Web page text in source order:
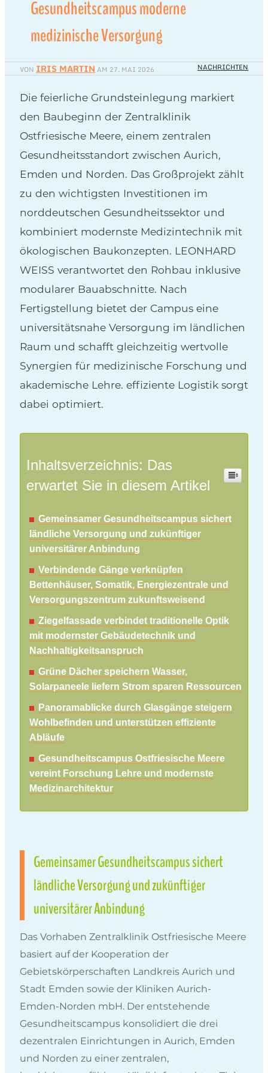
Gesundheitscampus moderne
medizinische Versorgung
VON IRIS MARTIN AM 27. MAI 2026 NACHRICHTEN
Die feierliche Grundsteinlegung markiert
den Baubeginn der Zentralklinik
Ostfriesische Meere, einem zentralen
Gesundheitsstandort zwischen Aurich,
Emden und Norden. Das Großprojekt zählt
zu den wichtigsten Investitionen im
norddeutschen Gesundheitssektor und
kombiniert modernste Medizintechnik mit
ökologischen Baukonzepten. LEONHARD
WEISS verantwortet den Rohbau inklusive
modularer Bauabschnitte. Nach
Fertigstellung bietet der Campus eine
universitätsnahe Versorgung im ländlichen
Raum und schafft gleichzeitig wertvolle
Synergien für medizinische Forschung und
akademische Lehre. effiziente Logistik sorgt
dabei optimiert.
Inhaltsverzeichnis: Das
erwartet Sie in diesem Artikel
Gemeinsamer Gesundheitscampus sichert
ländliche Versorgung und zukünftiger
universitärer Anbindung
Verbindende Gänge verknüpfen
Bettenhäuser, Somatik, Energiezentrale und
Versorgungszentrum zukunftsweisend
Ziegelfassade verbindet traditionelle Optik
mit modernster Gebäudetechnik und
Nachhaltigkeitsanspruch
Grüne Dächer speichern Wasser,
Solarpaneele liefern Strom sparen Ressourcen
Panoramablicke durch Glasgänge steigern
Wohlbefinden und unterstützen effiziente
Abläufe
Gesundheitscampus Ostfriesische Meere
vereint Forschung Lehre und modernste
Medizinarchitektur
Gemeinsamer Gesundheitscampus sichert
ländliche Versorgung und zukünftiger
universitärer Anbindung
Das Vorhaben Zentralklinik Ostfriesische Meere
basiert auf der Kooperation der
Gebietskörperschaften Landkreis Aurich und
Stadt Emden sowie der Kliniken Aurich-
Emden-Norden mbH. Der entstehende
Gesundheitscampus konsolidiert die drei
dezentralen Einrichtungen in Aurich, Emden
und Norden zu einer zentralen,